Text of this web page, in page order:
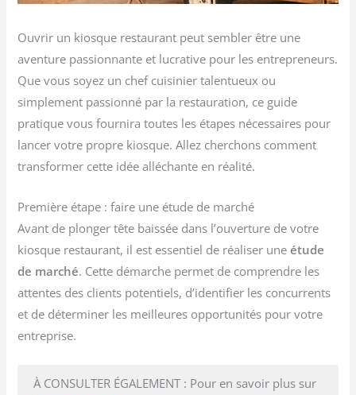
Ouvrir un kiosque restaurant peut sembler être une
aventure passionnante et lucrative pour les entrepreneurs.
Que vous soyez un chef cuisinier talentueux ou
simplement passionné par la restauration, ce guide
pratique vous fournira toutes les étapes nécessaires pour
lancer votre propre kiosque. Allez cherchons comment
transformer cette idée alléchante en réalité.
Première étape : faire une étude de marché
Avant de plonger tête baissée dans l’ouverture de votre
kiosque restaurant, il est essentiel de réaliser uneétude
de marché. Cette démarche permet de comprendre les
attentes des clients potentiels, d’identifier les concurrents
et de déterminer les meilleures opportunités pour votre
entreprise.
À CONSULTER ÉGALEMENT : Pour en savoir plus sur